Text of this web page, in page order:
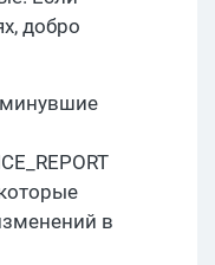
добро
минувшие
в